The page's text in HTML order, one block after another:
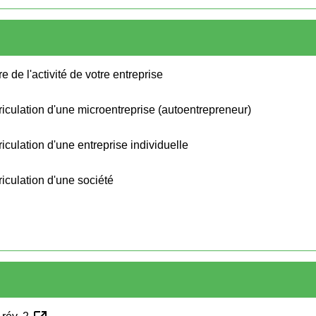
de l'activité de votre entreprise
d'une microentreprise (autoentrepreneur)
d'une entreprise individuelle
d'une société